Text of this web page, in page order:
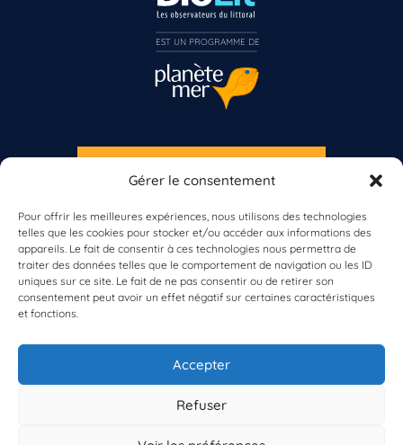
Gérer le consentement
Pour offrir les meilleures expériences, nous utilisons des technologies
telles que les cookies pour stocker et/ou accéder aux informations des
appareils. Le fait de consentir à ces technologies nous permettra de
traiter des données telles que le comportement de navigation ou les ID
uniques sur ce site. Le fait de ne pas consentir ou de retirer son
consentement peut avoir un effet négatif sur certaines caractéristiques
et fonctions.
Accepter
Refuser
À propos de BioLit
Vos données d'observation
Ressources
Résultats du programme
Contacts
S'INSCRIRE À LA NEWSLETTER
Vous n’êtes pas encore inscrit à Biolit ?
Inscrivez-vous dès maintenant